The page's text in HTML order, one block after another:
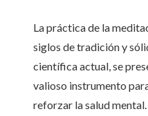
La práctica de la
siglos de tradición y
científica actual, se
valioso instrumento
reforzar la salud